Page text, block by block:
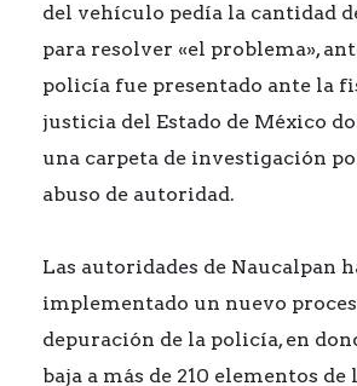
del vehículo pedía la cantidad
para resolver «el problema»,
policía fue presentado ante la
justicia del Estado de México
una carpeta de investigación
abuso de autoridad.
Las autoridades de Naucalpan
implementado un nuevo
depuración de la policía, en
baja a más de 210 elementos